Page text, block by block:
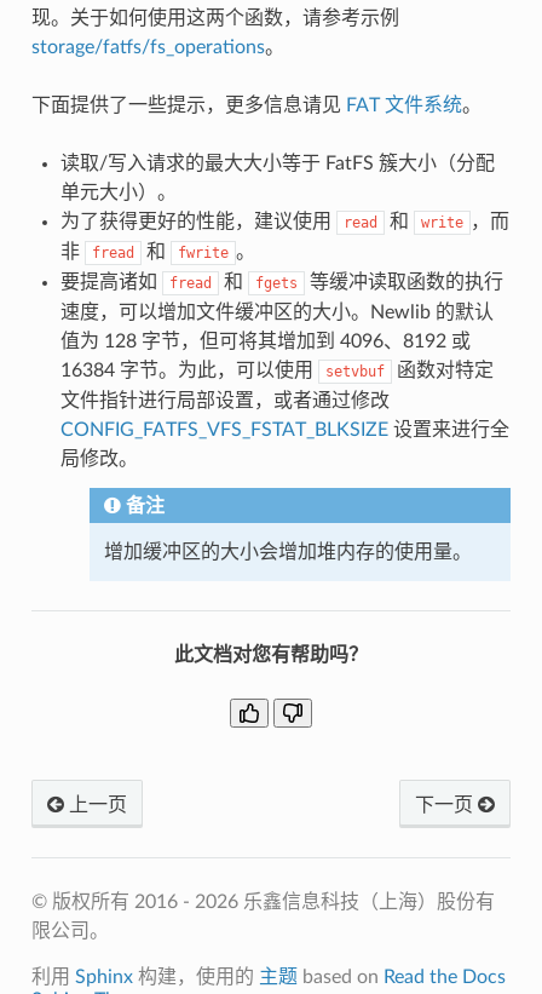
现。关于如何使用这两个函数，请参考示例
storage/fatfs/fs_operations。
下面提供了一些提示，更多信息请见 FAT 文件系统。
读取/写入请求的最大大小等于 FatFS 簇大小（分配
单元大小）。
为了获得更好的性能，建议使用
read 和 write ，而
非
fread 和 fwrite 。
要提高诸如
fread 和 fgets
等缓冲读取函数的执行
速度，可以增加文件缓冲区的大小。Newlib 的默认
值为 128 字节，但可将其增加到 4096、8192 或
16384 字节。为此，可以使用
setvbuf
函数对特定
文件指针进行局部设置，或者通过修改
CONFIG_FATFS_VFS_FSTAT_BLKSIZE设置来进行全
局修改。
备注
增加缓冲区的大小会增加堆内存的使用量。
此文档对您有帮助吗？
上一页 下一页
© 版权所有 2016 - 2026 乐鑫信息科技（上海）股份有
限公司。
利用 Sphinx构建，使用的 主题 based on Read the Docs